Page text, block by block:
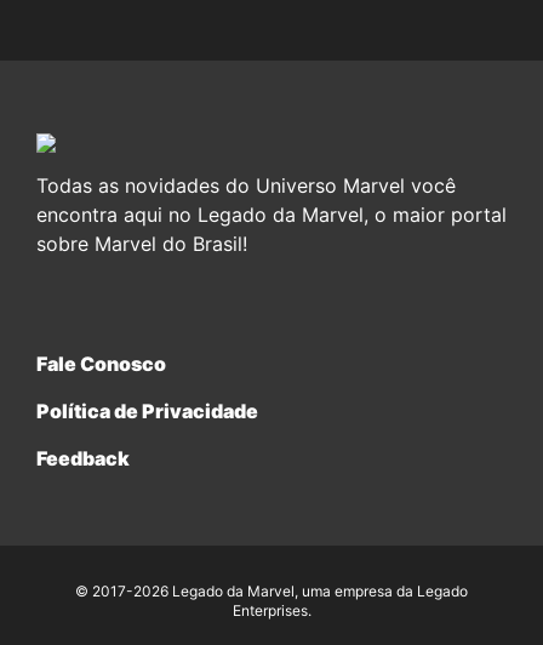
Todas as novidades do Universo Marvel você
encontra aqui no Legado da Marvel, o maior portal
sobre Marvel do Brasil!
Fale Conosco
Política de Privacidade
Feedback
© 2017-2026 Legado da Marvel, uma empresa da Legado
Enterprises.